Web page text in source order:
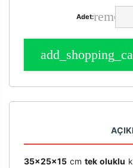
Adet:
35x25x15cm tek oluklu